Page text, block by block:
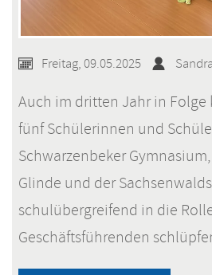
Freitag, 09.05.2025
Auch im dritten Jahr in
fünf Schülerinnen und
Schwarzenbeker
Glinde und der
schulübergreifend in die
Geschäftsführenden